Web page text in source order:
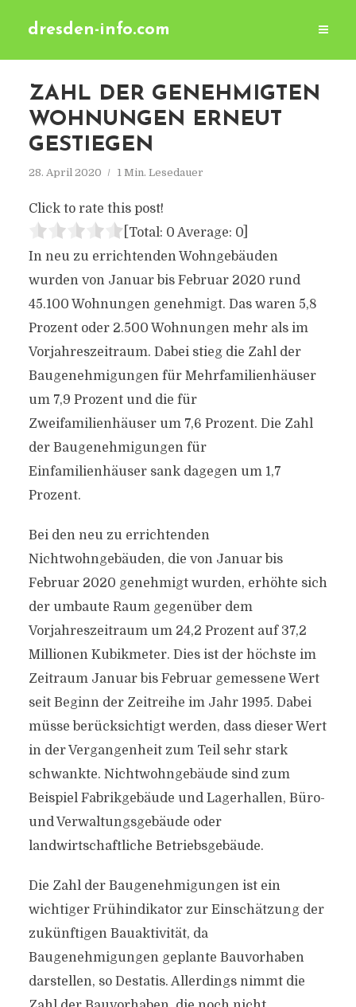
dresden-info.com
ZAHL DER GENEHMIGTEN
WOHNUNGEN ERNEUT
GESTIEGEN
28. April 2020 1 Min. Lesedauer
Click to rate this post!
[Total: 0 Average: 0]
In neu zu errichtenden Wohngebäuden
wurden von Januar bis Februar 2020 rund
45.100 Wohnungen genehmigt. Das waren 5,8
Prozent oder 2.500 Wohnungen mehr als im
Vorjahreszeitraum. Dabei stieg die Zahl der
Baugenehmigungen für Mehrfamilienhäuser
um 7,9 Prozent und die für
Zweifamilienhäuser um 7,6 Prozent. Die Zahl
der Baugenehmigungen für
Einfamilienhäuser sank dagegen um 1,7
Prozent.
Bei den neu zu errichtenden
Nichtwohngebäuden, die von Januar bis
Februar 2020 genehmigt wurden, erhöhte sich
der umbaute Raum gegenüber dem
Vorjahreszeitraum um 24,2 Prozent auf 37,2
Millionen Kubikmeter. Dies ist der höchste im
Zeitraum Januar bis Februar gemessene Wert
seit Beginn der Zeitreihe im Jahr 1995. Dabei
müsse berücksichtigt werden, dass dieser Wert
in der Vergangenheit zum Teil sehr stark
schwankte. Nichtwohngebäude sind zum
Beispiel Fabrikgebäude und Lagerhallen, Büro-
und Verwaltungsgebäude oder
landwirtschaftliche Betriebsgebäude.
Die Zahl der Baugenehmigungen ist ein
wichtiger Frühindikator zur Einschätzung der
zukünftigen Bauaktivität, da
Baugenehmigungen geplante Bauvorhaben
darstellen, so Destatis. Allerdings nimmt die